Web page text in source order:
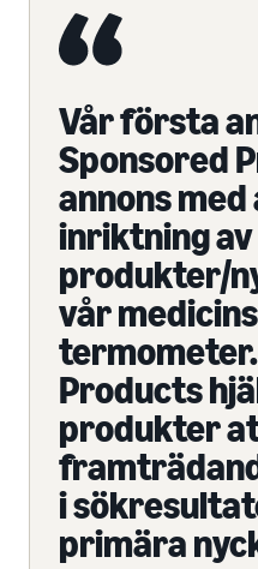
Vår första
Sponsored
annons
inriktning av
produkter/
vår
Products
produkter
i
primära